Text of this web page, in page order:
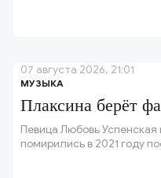
МУЗЫКА
Плаксина берёт
Певица Любовь Успенская
помирились в 2021 году
07 августа 2026, 21:01